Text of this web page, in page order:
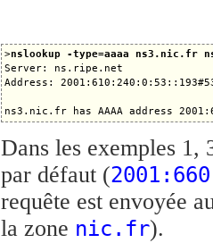
>nslookup -type=aaaa ns3.nic.fr
Server: ns.ripe.net
Address:
Dans les exemples 1,
par défaut (
requête est envoyée
la zone nic.fr).